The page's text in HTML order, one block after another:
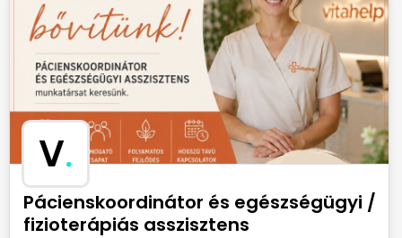
V.
Pácienskoordinátor és egészségügyi /
fizioterápiás asszisztens